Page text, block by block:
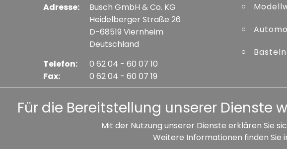
Adresse:
Busch GmbH & Co. KG
Heidelberger Straße 26
D-68519 Viernheim
Deutschland
Telefon:
Fax:
0 62 04 - 60 07 10
0 62 04 - 60 07 19
Für die Bereitstellung unserer Dienste
Mit der Nutzung unserer Dienste erklären Sie
Weitere Informationen finden Sie